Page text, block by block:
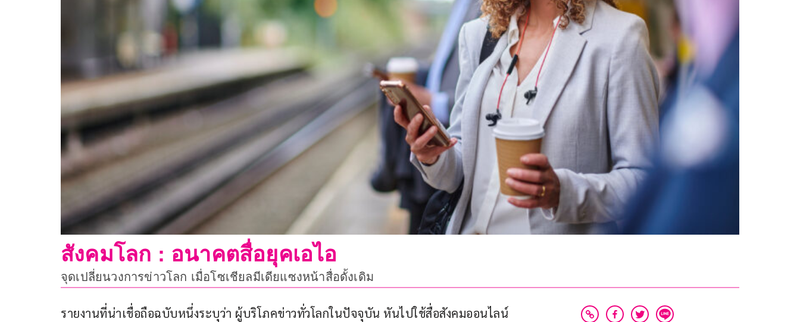
สังคมโลก : อนาคตสื่อยุคเอไอ
จุดเปลี่ยนวงการข่าวโลก เมื่อโซเชียลมีเดียแซงหน้าสื่อดั้งเดิม
รายงานที่น่าเชื่อถือฉบับหนึ่งระบุว่า ผู้บริโภคข่าวทั่วโลกในปัจจุบัน หันไปใช้สื่อสังคมออนไลน์